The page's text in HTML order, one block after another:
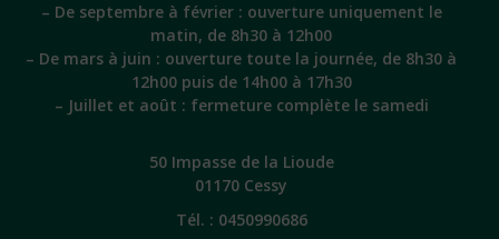
– De septembre à février : ouverture uniquement le
matin, de 8h30 à 12h00
– De mars à juin : ouverture toute la journée, de 8h30 à
12h00 puis de 14h00 à 17h30
– Juillet et août : fermeture complète le samedi
50 Impasse de la Lioude
01170 Cessy
Tél. : 0450990686